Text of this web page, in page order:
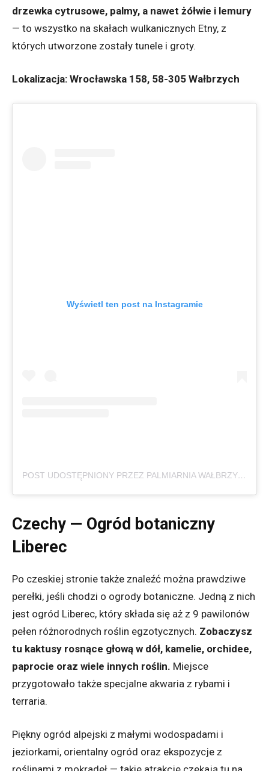
drzewka cytrusowe, palmy, a nawet żółwie i lemury
— to wszystko na skałach wulkanicznych Etny, z
których utworzone zostały tunele i groty.
Lokalizacja: Wrocławska 158, 58-305 Wałbrzych
Wyświetl ten post na Instagramie
POST UDOSTĘPNIONY PRZEZ PALMIARNIA WAŁBRZYCH (@PALMIARNIAWALBRZYCH)
Czechy — Ogród botaniczny
Liberec
Po czeskiej stronie także znaleźć można prawdziwe
perełki, jeśli chodzi o ogrody botaniczne. Jedną z nich
jest ogród Liberec, który składa się aż z 9 pawilonów
pełen różnorodnych roślin egzotycznych. Zobaczysz
tu kaktusy rosnące głową w dół, kamelie, orchidee,
paprocie oraz wiele innych roślin. Miejsce
przygotowało także specjalne akwaria z rybami i
terraria.
Piękny ogród alpejski z małymi wodospadami i
jeziorkami, orientalny ogród oraz ekspozycje z